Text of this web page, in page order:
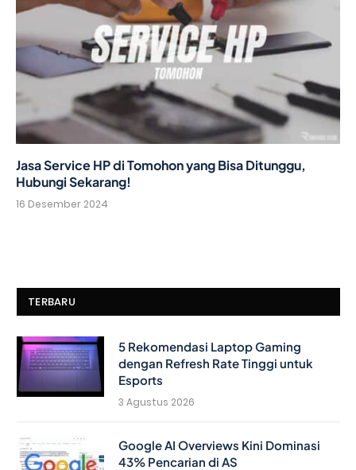
Jasa Service HP di Tomohon yang Bisa Ditunggu,
Hubungi Sekarang!
16 Desember 2024
TERBARU
5 Rekomendasi Laptop Gaming
dengan Refresh Rate Tinggi untuk
Esports
3 Agustus 2026
Google AI Overviews Kini Dominasi
43% Pencarian di AS